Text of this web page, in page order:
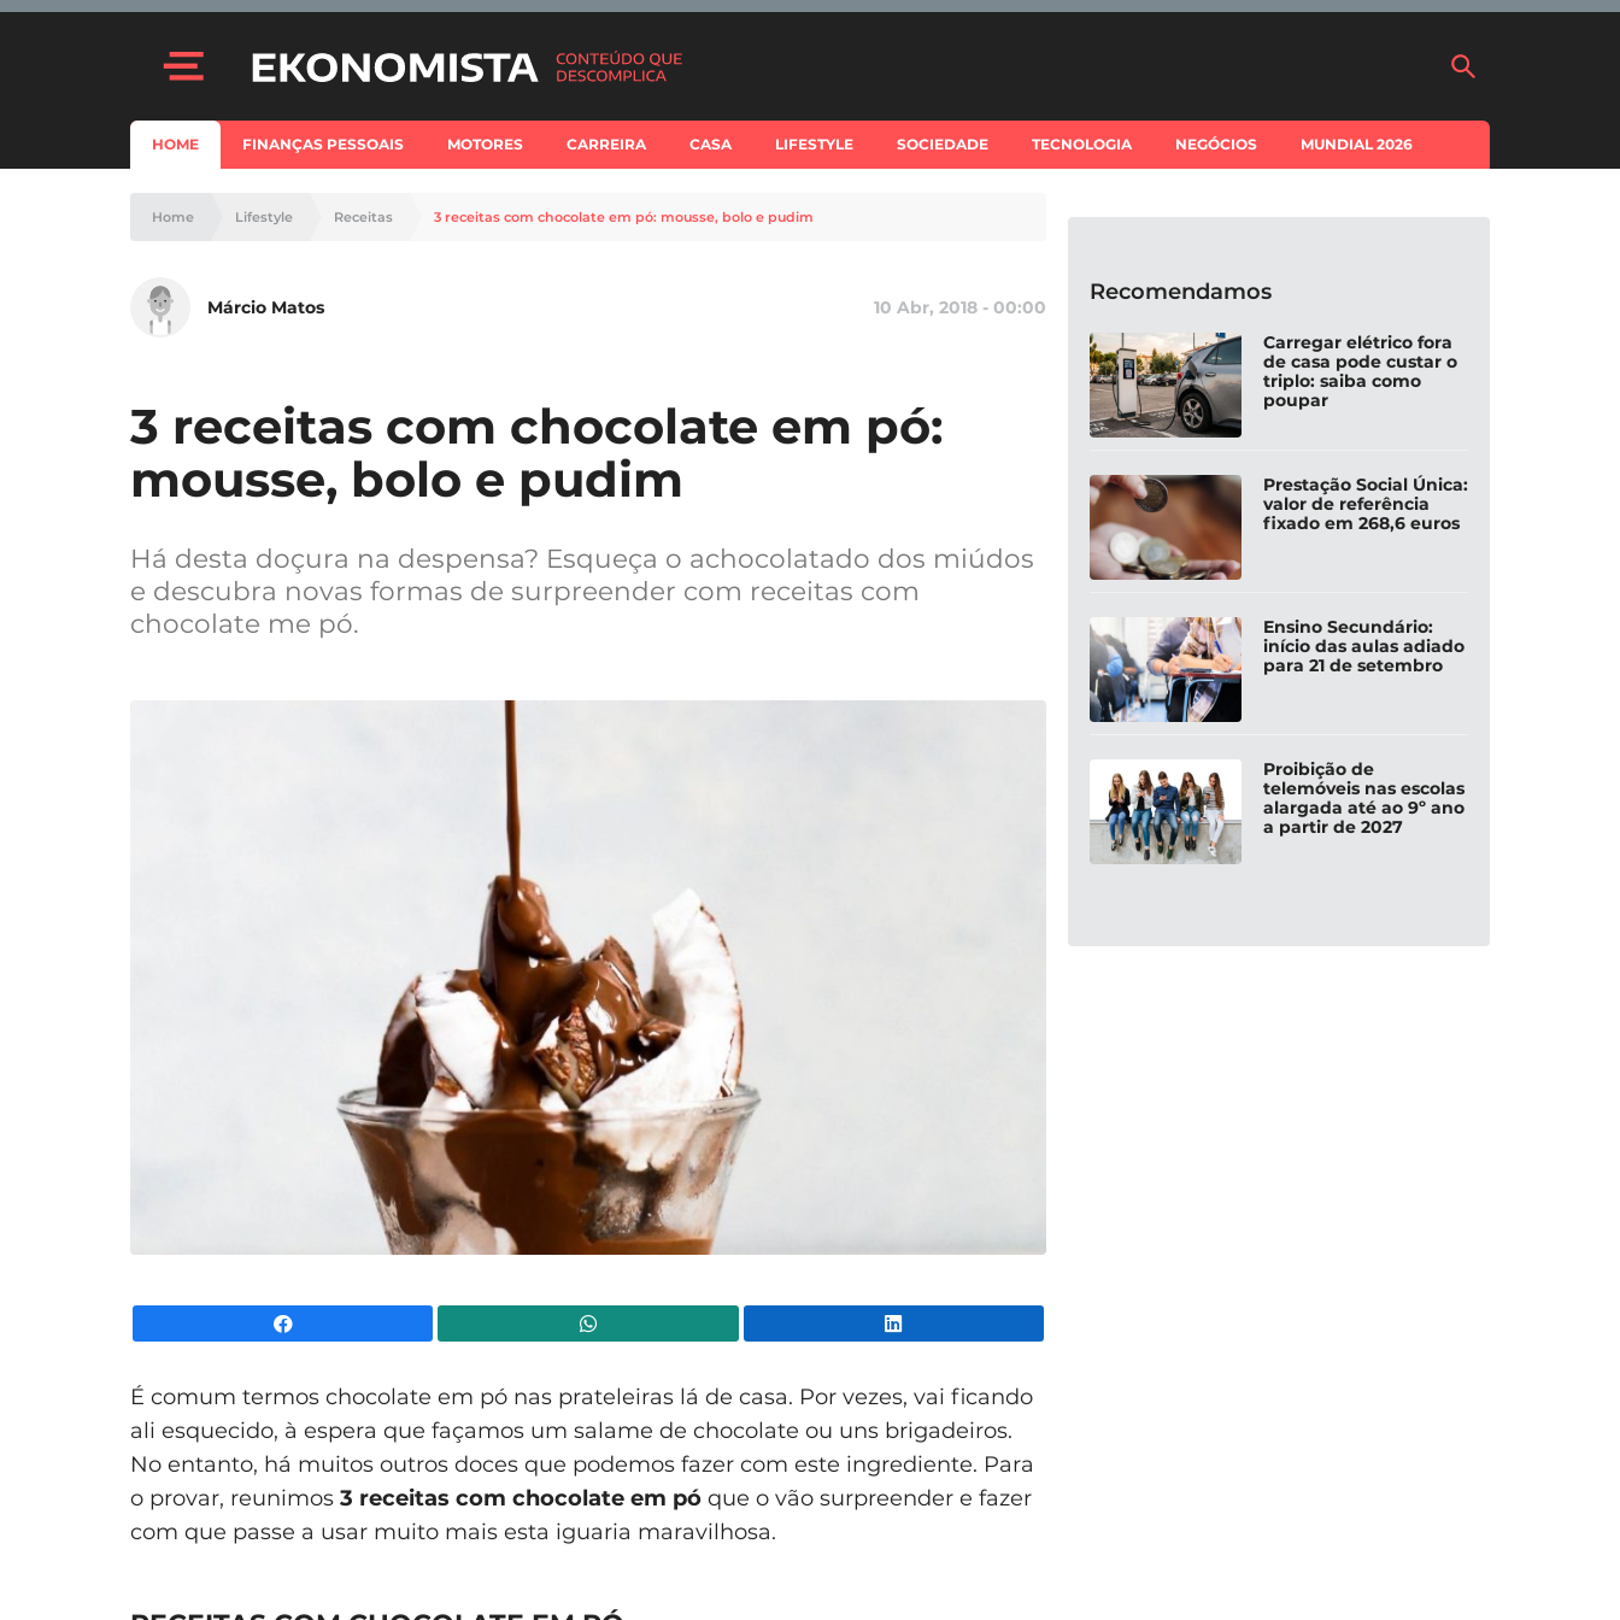
HOME FINANÇAS PESSOAIS MOTORES CARREIRA CASA LIFESTYLE SOCIEDADE TECNOLOGIA NEGÓCIOS MUNDIAL 2026
Home Lifestyle Receitas 3 receitas com chocolate em pó: mousse, bolo e pudim
Márcio Matos 10 Abr, 2018 - 00:00
3 receitas com chocolate em pó:
mousse, bolo e pudim
Há desta doçura na despensa? Esqueça o achocolatado dos miúdos
e descubra novas formas de surpreender com receitas com
chocolate me pó.
É comum termos chocolate em pó nas prateleiras lá de casa. Por vezes, vai ficando
ali esquecido, à espera que façamos um salame de chocolate ou uns brigadeiros.
No entanto, há muitos outros doces que podemos fazer com este ingrediente. Para
o provar, reunimos 3 receitas com chocolate em pó que o vão surpreender e fazer
com que passe a usar muito mais esta iguaria maravilhosa.
Recomendamos
Carregar elétrico fora
de casa pode custar o
triplo: saiba como
poupar
Prestação Social Única:
valor de referência
fixado em 268,6 euros
Ensino Secundário:
início das aulas adiado
para 21 de setembro
Proibição de
telemóveis nas escolas
alargada até ao 9º ano
a partir de 2027